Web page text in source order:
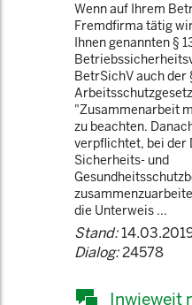
Wenn auf Ihrem
Fremdfirma tätig
Ihnen genannten §
BetrSichV auch der
"Zusammenarbeit
zu beachten.
verpflichtet, bei der
Sicherheits- und
die Unterweis ...
Stand:
Dialog:24578
Inwieweit